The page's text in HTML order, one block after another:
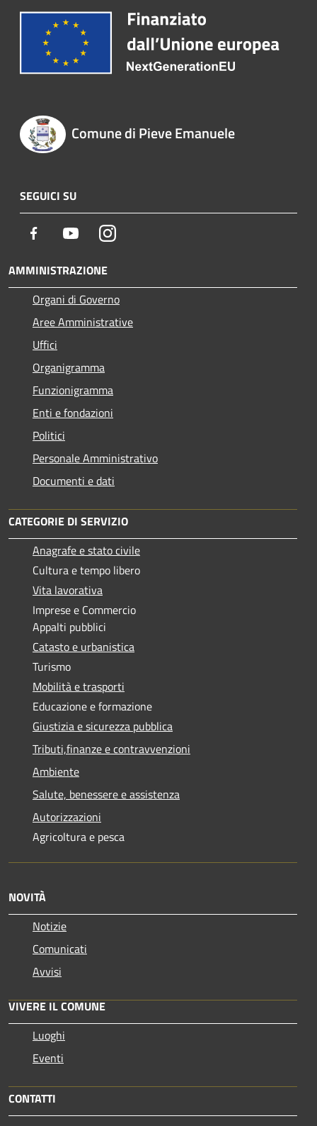
Comune di Pieve Emanuele
SEGUICI SU
Facebook YoutubeInstagram
AMMINISTRAZIONE
Organi di Governo
Aree Amministrative
Uffici
Organigramma
Funzionigramma
Enti e fondazioni
Politici
Personale Amministrativo
Documenti e dati
CATEGORIE DI SERVIZIO
Anagrafe e stato civile
Cultura e tempo libero
Vita lavorativa
Imprese e Commercio
Appalti pubblici
Catasto e urbanistica
Turismo
Mobilità e trasporti
Educazione e formazione
Giustizia e sicurezza pubblica
Tributi,finanze e contravvenzioni
Ambiente
Salute, benessere e assistenza
Autorizzazioni
Agricoltura e pesca
NOVITÀ
Notizie
Comunicati
Avvisi
VIVERE IL COMUNE
Luoghi
Eventi
CONTATTI